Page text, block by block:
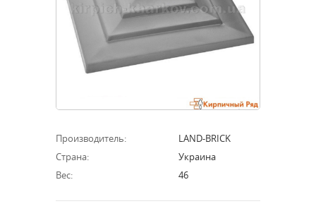
Производитель:
LAND-BRICK
Страна:
Украина
Вес:
46